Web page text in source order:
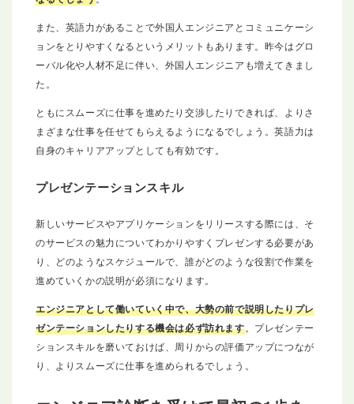
また、英語力があることで外国人エンジニアとコミュニケーシ
ョンをとりやすくなるというメリットもあります。昨今はグロ
ーバル化や人材不足に伴い、外国人エンジニアも増えてきまし
た。
ともにスムーズに仕事を進めたり交渉したりできれば、よりさ
まざまな仕事を任せてもらえるようになるでしょう。英語力は
自身のキャリアアップとしても有効です。
プレゼンテーションスキル
新しいサービスやアプリケーションをリリースする際には、そ
のサービスの魅力についてわかりやすくプレゼンする必要があ
り、どのようなスケジュールで、誰がどのような役割で作業を
進めていくかの説明が必須になります。
エンジニアとして働いていく中で、大勢の前で説明したりプレ
ゼンテーションしたりする機会は必ず訪れます。プレゼンテー
ションスキルを磨いておけば、周りからの評価アップにつなが
り、よりスムーズに仕事を進められるでしょう。